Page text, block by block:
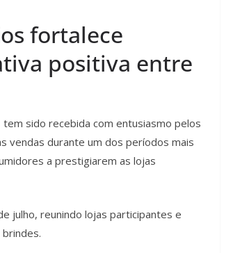
fortalece
positiva entre
tem sido recebida com entusiasmo pelos
vendas durante um dos períodos mais
a prestigiarem as lojas
julho, reunindo lojas participantes e